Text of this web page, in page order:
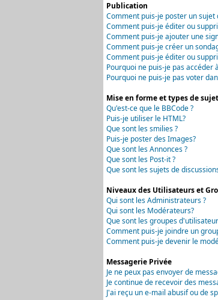
Publication
Comment puis-je poster un sujet
Comment puis-je éditer ou
Comment puis-je ajouter une
Comment puis-je créer un
Comment puis-je éditer ou
Pourquoi ne puis-je pas accéder
Pourquoi ne puis-je pas voter
Mise en forme et types de
Qu'est-ce que le BBCode ?
Puis-je utiliser le HTML?
Que sont les smilies ?
Puis-je poster des Images?
Que sont les Annonces ?
Que sont les Post-it ?
Que sont les sujets de
Niveaux des Utilisateurs et
Qui sont les Administrateurs ?
Qui sont les Modérateurs?
Que sont les groupes
Comment puis-je joindre un
Comment puis-je devenir le
Messagerie Privée
Je ne peux pas envoyer de
Je continue de recevoir des
J'ai reçu un e-mail abusif ou de